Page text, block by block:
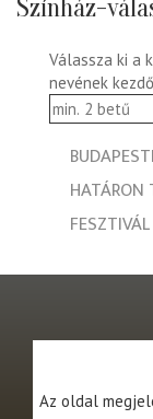
Színház-
Válassza ki a
nevének
BUDAPESTI
HATÁRON
FESZTIVÁL
Az oldal